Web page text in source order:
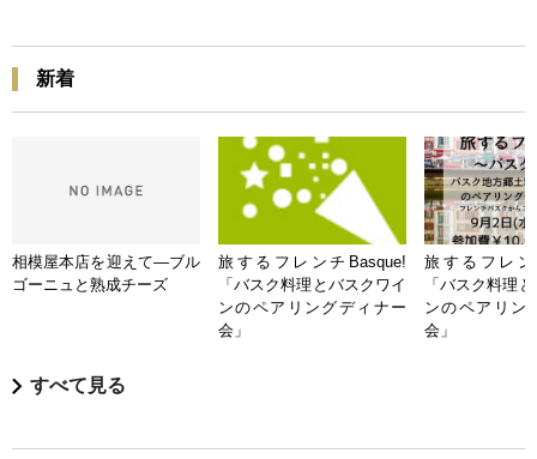
新着
相模屋本店を迎えて―ブル
ゴーニュと熟成チーズ
旅するフレンチBasque!
「バスク料理とバスクワイ
ンのペアリングディナー
会」
旅するフレン
「バスク料理
ンのペアリン
会」
すべて見る